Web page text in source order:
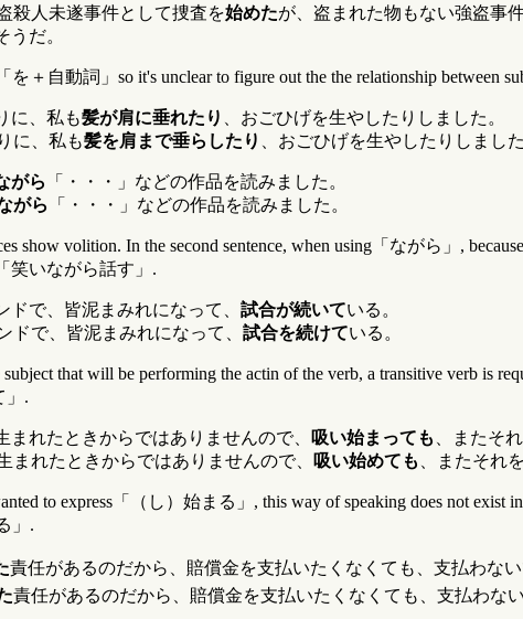
殺人未遂事件として捜査を始めたが、盗まれた物もない強盗事
うだ。
を＋自動詞」so it's unclear to figure out the the relationship between
に、私も髪が肩に垂れたり
、おごひげを生やしたりしました。
に、私も髪を肩まで垂らしたり 、おごひげを生やしたりしました
がら
「・・・」などの作品を読みました。
がら 「・・・」などの作品を読みました。
show volition. In the second sentence, when using「ながら」,
笑いながら話す」.
ドで、皆泥まみれになって、 試合が続いている。
ドで、皆泥まみれになって、 試合を続けている。
that will be performing the actin of the verb, a transitive verb is
」.
まれたときからではありませんので、 吸い始まっても
、またそ
まれたときからではありませんので、
吸い始めても 、またそれ
to express「（し）始まる」, this way of speaking does not exist
」.
責任があるのだから、賠償金を支払いたくなくても、支払わない
責任があるのだから、賠償金を支払いたくなくても、支払わな